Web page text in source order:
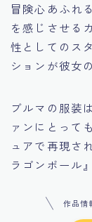
冒険心あふれ
を感じさせる
性としてのス
ションが彼女
ブルマの服装
ァンにとって
ュアで再現さ
ラゴンボール
作品情